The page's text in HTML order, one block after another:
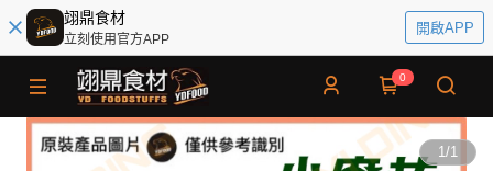
翊鼎食材
立刻使用官方APP
開啟APP
0
1/1